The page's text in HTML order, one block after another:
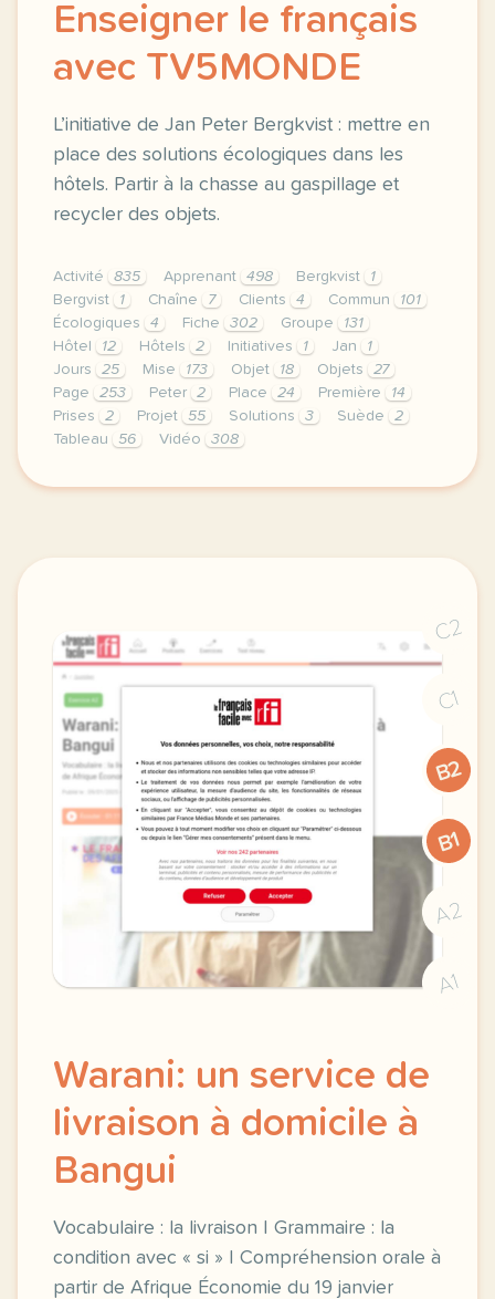
Enseigner le français
avec TV5MONDE
L’initiative de Jan Peter Bergkvist : mettre en
place des solutions écologiques dans les
hôtels. Partir à la chasse au gaspillage et
recycler des objets.
Activité 835 Apprenant 498 Bergkvist
1
Bergvist
1 Chaîne 7 Clients 4 Commun
101
Écologiques
4 Fiche 302 Groupe
131
Hôtel
12 Hôtels 2 Initiatives 1 Jan
1
Jours
25 Mise 173 Objet 18 Objets
27
Page
253 Peter 2 Place 24 Première
14
Prises
2 Projet 55 Solutions 3 Suède
2
Tableau
56 Vidéo 308
le respect de votre vie privee est une priorite
C2
C1
B2
B1
A2
A1
Warani: un service de
livraison à domicile à
Bangui
Vocabulaire : la livraison | Grammaire : la
condition avec « si » | Compréhension orale à
partir de Afrique Économie du 19 janvier